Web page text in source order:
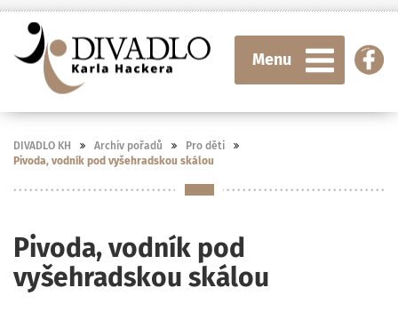
Menu
DIVADLO KH Archiv pořadů
Pro děti
Pivoda, vodník pod vyšehradskou skálou
Pivoda, vodník pod
vyšehradskou skálou